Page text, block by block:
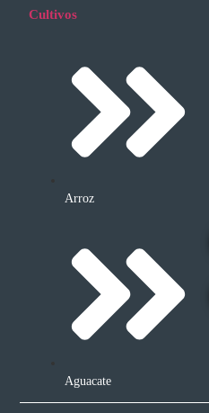
Cultivos
Arroz
Aguacate